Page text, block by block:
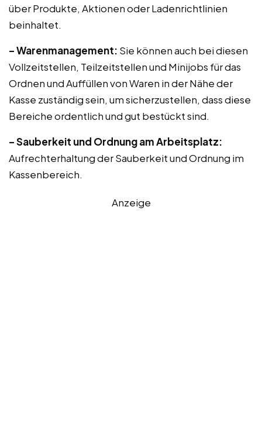
über Produkte, Aktionen oder Ladenrichtlinien
beinhaltet.
– Warenmanagement: Sie können auch bei diesen
Vollzeitstellen, Teilzeitstellen und Minijobs für das
Ordnen und Auffüllen von Waren in der Nähe der
Kasse zuständig sein, um sicherzustellen, dass diese
Bereiche ordentlich und gut bestückt sind.
– Sauberkeit und Ordnung am Arbeitsplatz:
Aufrechterhaltung der Sauberkeit und Ordnung im
Kassenbereich.
Anzeige